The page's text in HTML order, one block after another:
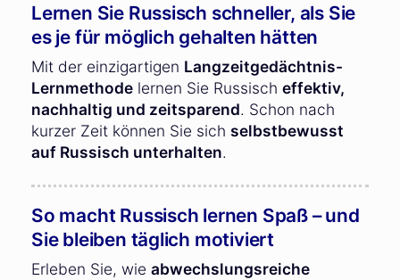
Lernen Sie Russisch schneller, als Sie
es je für möglich gehalten hätten
Mit der einzigartigen Langzeitgedächtnis-
Lernmethode lernen Sie Russisch effektiv,
nachhaltig und zeitsparend. Schon nach
kurzer Zeit können Sie sich selbstbewusst
auf Russisch unterhalten.
So macht Russisch lernen Spaß – und
Sie bleiben täglich motiviert
Erleben Sie, wie abwechslungsreiche